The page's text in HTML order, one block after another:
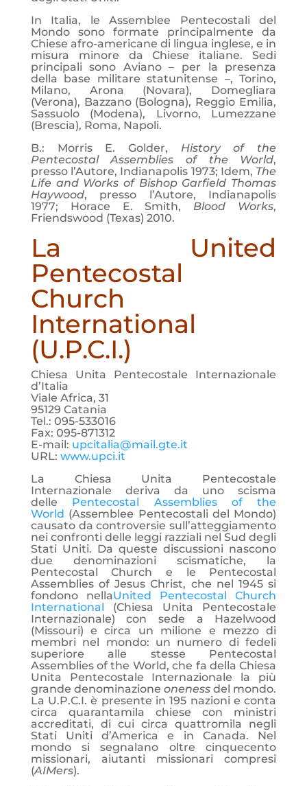
In Italia, le Assemblee Pentecostali del
Mondo sono formate principalmente da
Chiese afro-americane di lingua inglese, e in
misura minore da Chiese italiane. Sedi
principali sono Aviano – per la presenza
della base militare statunitense –, Torino,
Milano, Arona (Novara), Domegliara
(Verona), Bazzano (Bologna), Reggio Emilia,
Sassuolo (Modena), Livorno, Lumezzane
(Brescia), Roma, Napoli.
B.: Morris E. Golder, History of the
Pentecostal Assemblies of the World,
presso l’Autore, Indianapolis 1973; Idem, The
Life and Works of Bishop Garfield Thomas
Haywood, presso l’Autore, Indianapolis
1977; Horace E. Smith, Blood Works,
Friendswood (Texas) 2010.
La United
Pentecostal
Church
International
(U.P.C.I.)
Chiesa Unita Pentecostale Internazionale
d’Italia
Viale Africa, 31
95129 Catania
Tel.: 095-533016
Fax: 095-871312
E-mail: upcitalia@mail.gte.it
URL: www.upci.it
La Chiesa Unita Pentecostale
Internazionale deriva da uno scisma
delle Pentecostal Assemblies of the
World (Assemblee Pentecostali del Mondo)
causato da controversie sull’atteggiamento
nei confronti delle leggi razziali nel Sud degli
Stati Uniti. Da queste discussioni nascono
due denominazioni scismatiche, la
Pentecostal Church e le Pentecostal
Assemblies of Jesus Christ, che nel 1945 si
fondono nellaUnited Pentecostal Church
International (Chiesa Unita Pentecostale
Internazionale) con sede a Hazelwood
(Missouri) e circa un milione e mezzo di
membri nel mondo: un numero di fedeli
superiore alle stesse Pentecostal
Assemblies of the World, che fa della Chiesa
Unita Pentecostale Internazionale la più
grande denominazione oneness del mondo.
La U.P.C.I. è presente in 195 nazioni e conta
circa quarantamila chiese con ministri
accreditati, di cui circa quattromila negli
Stati Uniti d’America e in Canada. Nel
mondo si segnalano oltre cinquecento
missionari, aiutanti missionari compresi
(AIMers).